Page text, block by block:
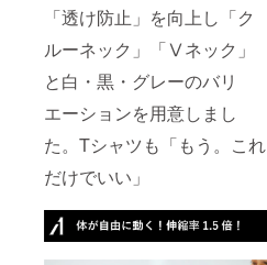
「透け防止」を向上し「ク
ルーネック」「Ⅴネック」
と白・黒・グレーのバリ
エーションを用意しまし
た。Tシャツも「もう。これ
だけでいい」